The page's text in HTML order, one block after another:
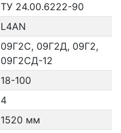
ТУ 24.00.6222-90
L4AN
09Г2С, 09Г2Д, 09Г2,
09Г2СД-12
18-100
4
1520 мм